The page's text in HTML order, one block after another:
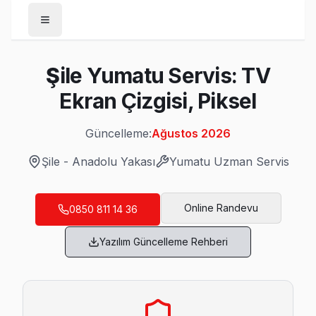
/Şile
Yumatu
Son Güncelleme:Ağustos 2026
Şile'da Mahalle Mahalle Yumatu TV Servis
Balibey Yumatu Servis
Şile Yumatu Servis: TV
Ekran Çizgisi, Piksel
Güncelleme:Ağustos 2026
Şile - Anadolu Yakası Yumatu Uzman Servis
0850 811 14 36 Online Randevu
Yazılım Güncelleme Rehberi